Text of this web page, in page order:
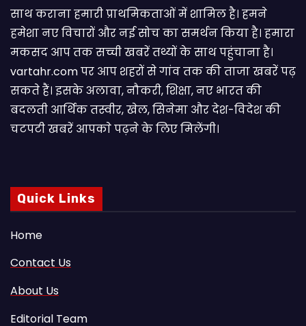
साथ कराना हमारी प्राथमिकताओं में शामिल है। हमने
हमेशा नए विचारों और नई सोच का समर्थन किया है। हमारा
मकसद आप तक सच्ची खबरें तथ्यों के साथ पहुंचाना है।
vartahr.com पर आप शहरों से गांव तक की ताजा खबरें पढ़
सकते हैं। इसके अलावा, नौकरी, शिक्षा, नए भारत की
बदलती आर्थिक तस्वीर, खेल, सिनेमा और देश-विदेश की
चटपटी खबरें आपकाे पढ़ने के लिए मिलेंगी।
Quick Links
Home
Contact Us
About Us
Editorial Team